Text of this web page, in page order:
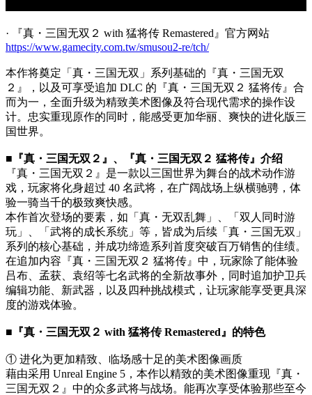
· 『真・三国无双２ with 猛将传 Remastered』官方网站
https://www.gamecity.com.tw/smusou2-re/tch/
本作将奠定「真・三国无双」系列基础的『真・三国无双
２』，以及可享受追加 DLC 的『真・三国无双２ 猛将传』合
而为一，全面升级为精致美术图像及符合现代需求的操作设
计。忠实重现原作的同时，能感受更加华丽、爽快的进化版三
国世界。
■『真・三国无双２』、『真・三国无双２ 猛将传』介绍
『真・三国无双２』是一款以三国世界为舞台的战术动作游
戏，玩家将化身超过 40 名武将，在广阔战场上纵横驰骋，体
验一骑当千的极致爽快感。
本作首次登场的要素，如「真・无双乱舞」、「双人同时游
玩」、「武将的成长系统」等，皆成为后续「真・三国无双」
系列的核心基础，并成功缔造系列首度突破百万销售的佳绩。
在追加内容『真・三国无双２ 猛将传』中，玩家除了能体验
吕布、孟获、袁绍等七名武将的全新故事外，同时追加护卫兵
编辑功能、新武器，以及四种挑战模式，让玩家能享受更具深
度的游戏体验。
■『真・三国无双２ with 猛将传 Remastered』的特色
① 进化为更加精致、临场感十足的美术图像画质
藉由采用 Unreal Engine 5，本作以精致的美术图像重现『真・
三国无双２』中的众多武将与战场。能再次享受体验那些至今